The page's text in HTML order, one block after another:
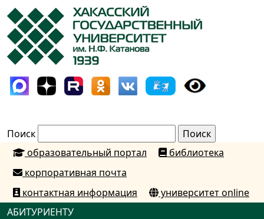
Поиск
образовательный портал
библиотека
корпоративная почта
контактная информация
университет online
АБИТУРИЕНТУ